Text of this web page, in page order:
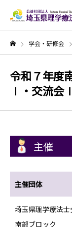
学会・研修会
令和７年度
Ⅰ・交流会Ⅰ
主催
主催団体
埼玉県理学療法士
南部ブロック